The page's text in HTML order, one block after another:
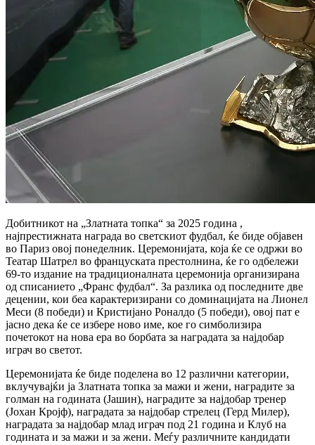
Добитникот на „Златната топка“ за 2025 година ,
најпрестижната награда во светскиот фудбал, ќе биде објавен
во Париз овој понеделник. Церемонијата, која ќе се одржи во
Театар Шатрел во француската престолнина, ќе го одбележи
69-то издание на традиционалната церемонија организирана
од списанието „Франс фудбал“. За разлика од последните две
децении, кои беа карактеризирани со доминацијата на Лионел
Меси (8 победи) и Кристијано Роналдо (5 победи), овој пат е
јасно дека ќе се избере ново име, кое го симболизира
почетокот на нова ера во борбата за наградата за најдобар
играч во светот.
Церемонијата ќе биде поделена во 12 различни категории,
вклучувајќи ја Златната топка за мажи и жени, наградите за
голман на годината (Јашин), наградите за најдобар тренер
(Јохан Кројф), наградата за најдобар стрелец (Герд Милер),
наградата за најдобар млад играч под 21 година и Клуб на
годината и за мажи и за жени. Меѓу различните кандидати